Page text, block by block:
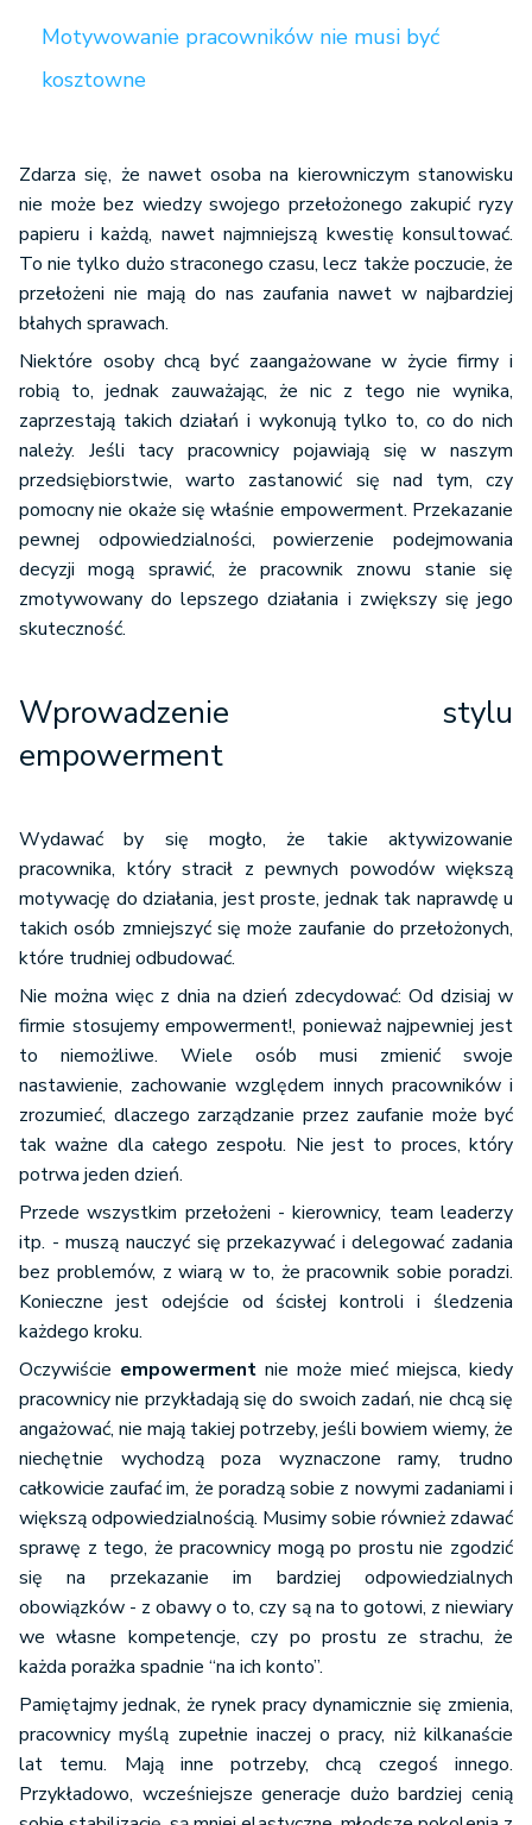
Motywowanie pracowników nie musi być
kosztowne
Zdarza się, że nawet osoba na kierowniczym stanowisku
nie może bez wiedzy swojego przełożonego zakupić ryzy
papieru i każdą, nawet najmniejszą kwestię konsultować.
To nie tylko dużo straconego czasu, lecz także poczucie, że
przełożeni nie mają do nas zaufania nawet w najbardziej
błahych sprawach.
Niektóre osoby chcą być zaangażowane w życie firmy i
robią to, jednak zauważając, że nic z tego nie wynika,
zaprzestają takich działań i wykonują tylko to, co do nich
należy. Jeśli tacy pracownicy pojawiają się w naszym
przedsiębiorstwie, warto zastanowić się nad tym, czy
pomocny nie okaże się właśnie empowerment. Przekazanie
pewnej odpowiedzialności, powierzenie podejmowania
decyzji mogą sprawić, że pracownik znowu stanie się
zmotywowany do lepszego działania i zwiększy się jego
skuteczność.
Wprowadzenie stylu
empowerment
Wydawać by się mogło, że takie aktywizowanie
pracownika, który stracił z pewnych powodów większą
motywację do działania, jest proste, jednak tak naprawdę u
takich osób zmniejszyć się może zaufanie do przełożonych,
które trudniej odbudować.
Nie można więc z dnia na dzień zdecydować: Od dzisiaj w
firmie stosujemy empowerment!, ponieważ najpewniej jest
to niemożliwe. Wiele osób musi zmienić swoje
nastawienie, zachowanie względem innych pracowników i
zrozumieć, dlaczego zarządzanie przez zaufanie może być
tak ważne dla całego zespołu. Nie jest to proces, który
potrwa jeden dzień.
Przede wszystkim przełożeni - kierownicy, team leaderzy
itp. - muszą nauczyć się przekazywać i delegować zadania
bez problemów, z wiarą w to, że pracownik sobie poradzi.
Konieczne jest odejście od ścisłej kontroli i śledzenia
każdego kroku.
Oczywiście empowerment nie może mieć miejsca, kiedy
pracownicy nie przykładają się do swoich zadań, nie chcą się
angażować, nie mają takiej potrzeby, jeśli bowiem wiemy, że
niechętnie wychodzą poza wyznaczone ramy, trudno
całkowicie zaufać im, że poradzą sobie z nowymi zadaniami i
większą odpowiedzialnością. Musimy sobie również zdawać
sprawę z tego, że pracownicy mogą po prostu nie zgodzić
się na przekazanie im bardziej odpowiedzialnych
obowiązków - z obawy o to, czy są na to gotowi, z niewiary
we własne kompetencje, czy po prostu ze strachu, że
każda porażka spadnie “na ich konto”.
Pamiętajmy jednak, że rynek pracy dynamicznie się zmienia,
pracownicy myślą zupełnie inaczej o pracy, niż kilkanaście
lat temu. Mają inne potrzeby, chcą czegoś innego.
Przykładowo, wcześniejsze generacje dużo bardziej cenią